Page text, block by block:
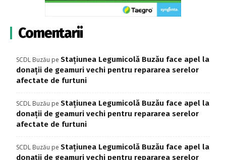
Comentarii
SCDL Buzău pe Stațiunea Legumicolă Buzău face apel la
donații de geamuri vechi pentru repararea serelor
afectate de furtuni
SCDL Buzău pe Stațiunea Legumicolă Buzău face apel la
donații de geamuri vechi pentru repararea serelor
afectate de furtuni
SCDL Buzău pe Stațiunea Legumicolă Buzău face apel la
donații de geamuri vechi pentru repararea serelor